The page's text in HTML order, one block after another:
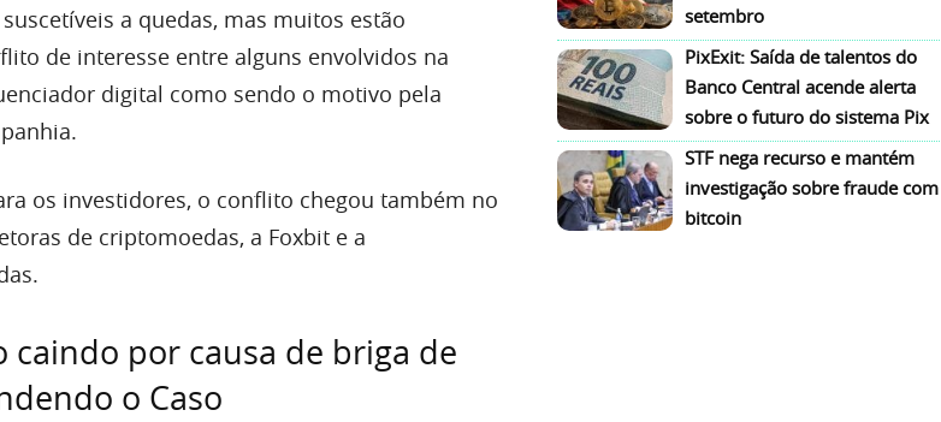
a quedas, mas muitos estão
de interesse entre alguns envolvidos na
digital como sendo o motivo pela
os investidores, o conflito chegou também no
de criptomoedas, a Foxbit e a
caindo por causa de briga de
o Caso
setembro
PixExit: Saída de talentos do
Banco Central acende alerta
sobre o futuro do sistema Pix
STF nega recurso e mantém
investigação sobre fraude com
bitcoin